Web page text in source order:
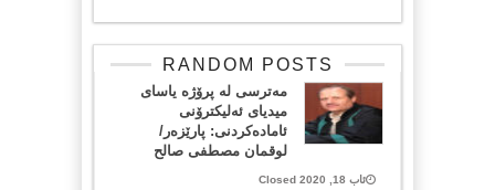
RANDOM POSTS
مەترسی لە پرۆژە یاسای
میدیای ئەلیکترۆنی
ئامادەکردنی: پارێزەر/
لوقمان مصطفی صالح
ئاب 18, 2020 Closed